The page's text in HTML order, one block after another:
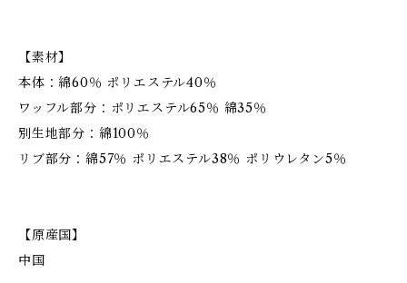
【素材】
本体：綿60％ ポリエステル40％
ワッフル部分：ポリエステル65％ 綿35％
別生地部分：綿100％
リブ部分：綿57％ ポリエステル38％ ポリウレタン5％
【原産国】
中国